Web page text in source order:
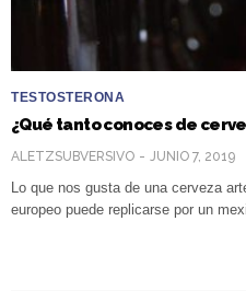
TESTOSTERONA
¿Qué tanto conoces de
ALETZSUBVERSIVO JUNIO 7, 2019
Lo que nos gusta de una cerveza
europeo puede replicarse por un